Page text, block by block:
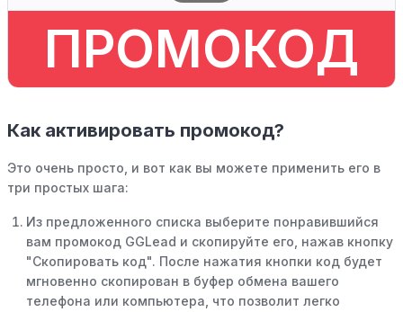
ПРОМОКОД
Как активировать промокод?
Это очень просто, и вот как вы можете применить его в
три простых шага:
Из предложенного списка выберите понравившийся
вам промокод GGLead и скопируйте его, нажав кнопку
"Скопировать код". После нажатия кнопки код будет
мгновенно скопирован в буфер обмена вашего
телефона или компьютера, что позволит легко